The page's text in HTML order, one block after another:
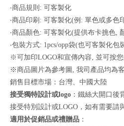
‧商品規則: 可客製化
‧商品印刷: 可客製化(例: 單色或多色
‧商品顏色: 可客製化(提供布卡挑色,
‧包裝方式: 1pcs/opp袋(也可客製化包
※可加印LOGO和宣傳內容, 並可按
※商品圖片為參考圖, 我司產品均為
銷售目標市場：台灣、中國大陸
接受獨特設計或logo ：鐵絲大開口後
接受特別設計或LOGO，如有需要請
適用於促銷品或禮贈品 ：